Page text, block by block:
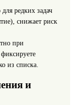
редких задач
снижает риск
при
из списка.
и